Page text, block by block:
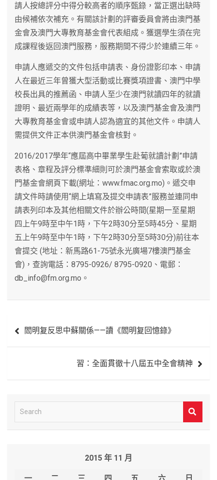
請人按總評分中得分較高者的順序甄錄，當正選出缺時
由候補依次補充。有關該計劃的評審委員會將由澳門基
金會及澳門大專教育基金會代表組成。獲選學生須在完
成課程後返回澳門服務，服務期間不得少於連續三年。
申請人應遞交的文件包括申請表、身份證影印本、申請
人在最近三年曾獲大型活動或比賽獎項證書、澳門中學
校長出具的推薦函、申請人至少在澳門就讀四年的就讀
證明、最近兩學年的成績表等，以及澳門基金會及澳門
大專教育基金會或申請人認為適宜的其他文件。申請人
需提供文件正本供澳門基金會核對。
2016/2017學年“應屆高中畢業學生赴葡就讀計劃”申請
表格、章程及評分標準細則可於澳門基金會索取或於澳
門基金會網頁下載(網址：www.fmac.org.mo)。遞交申
請文件時請使用“網上填寫及提交申請表”服務並連同申
請表列印本及其他相關文件於辦公時間(星期一至星期
四上午9時至中午1時，下午2時30分至5時45分、星期
五上午9時至中午1時，下午2時30分至5時30分)前往本
會提交 (地址：新馬路61-75號永光廣場7樓澳門基金
會)，查詢電話：8795-0926/ 8795-0920、電郵：
db_info@fm.org.mo。
章
閻明复反思中蘇關係——讀《閻明复回憶錄》
習：全面貫徹十八屆五中全會精神
e
2015 年 11 月